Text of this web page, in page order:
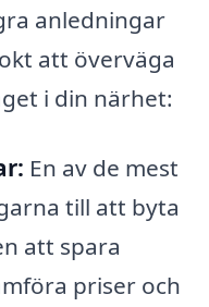
anledningar
att överväga
i din närhet:
En av de mest
till att byta
att spara
priser och